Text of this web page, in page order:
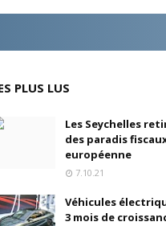
fonds
et la désirabilité
PLUS LUS
Les Seychelles
des paradis
européenne
7.10.21
Véhicules
3 mois de